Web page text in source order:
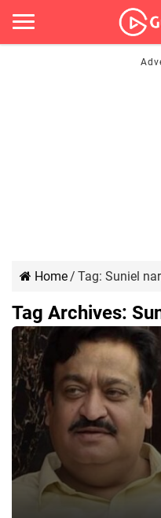
Home/ Tag: Suniel
Tag Archives: